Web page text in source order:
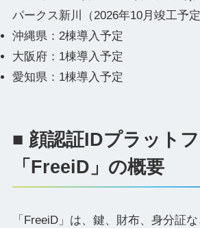
パークス新川（2026年10月竣工予定
沖縄県：2棟導入予定
大阪府：1棟導入予定
愛知県：1棟導入予定
■ 顔認証IDプラット
「FreeiD」の概要
「FreeiD」は、鍵、財布、身分証